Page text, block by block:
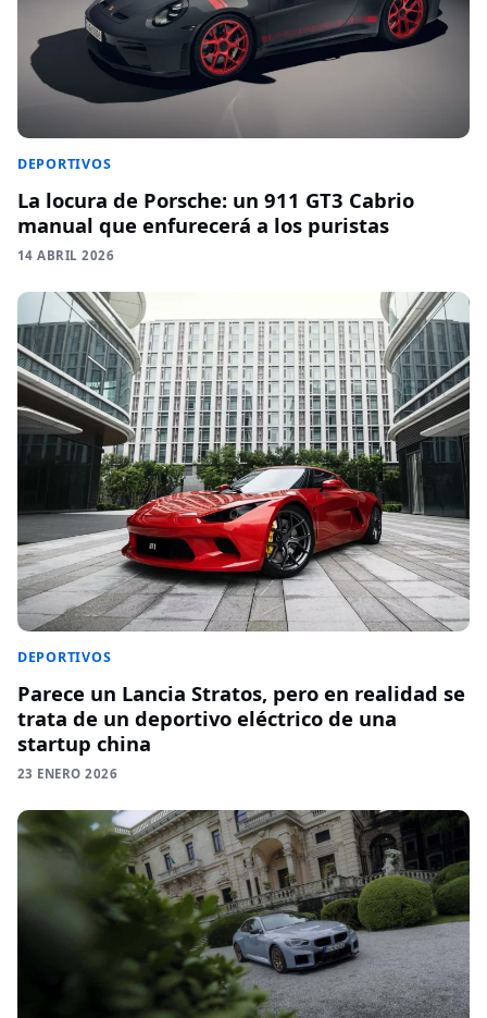
DEPORTIVOS
La locura de Porsche: un 911 GT3 Cabrio
manual que enfurecerá a los puristas
14 ABRIL 2026
DEPORTIVOS
Parece un Lancia Stratos, pero en realidad se
trata de un deportivo eléctrico de una
startup china
23 ENERO 2026